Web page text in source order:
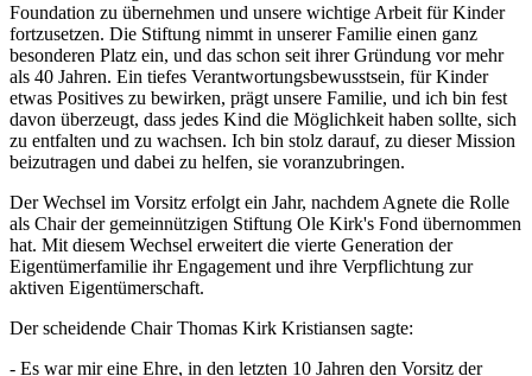
Foundation zu übernehmen und unsere wichtige Arbeit für Kinder
fortzusetzen. Die Stiftung nimmt in unserer Familie einen ganz
besonderen Platz ein, und das schon seit ihrer Gründung vor mehr
als 40 Jahren. Ein tiefes Verantwortungsbewusstsein, für Kinder
etwas Positives zu bewirken, prägt unsere Familie, und ich bin fest
davon überzeugt, dass jedes Kind die Möglichkeit haben sollte, sich
zu entfalten und zu wachsen. Ich bin stolz darauf, zu dieser Mission
beizutragen und dabei zu helfen, sie voranzubringen.
Der Wechsel im Vorsitz erfolgt ein Jahr, nachdem Agnete die Rolle
als Chair der gemeinnützigen Stiftung Ole Kirk's Fond übernommen
hat. Mit diesem Wechsel erweitert die vierte Generation der
Eigentümerfamilie ihr Engagement und ihre Verpflichtung zur
aktiven Eigentümerschaft.
Der scheidende Chair Thomas Kirk Kristiansen sagte:
- Es war mir eine Ehre, in den letzten 10 Jahren den Vorsitz der